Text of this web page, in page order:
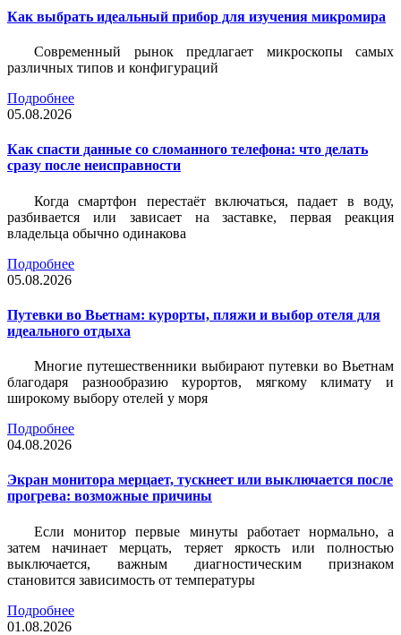
Как выбрать идеальный прибор для изучения микромира
Современный рынок предлагает микроскопы самых
различных типов и конфигураций
Подробнее
05.08.2026
Как спасти данные со сломанного телефона: что делать
сразу после неисправности
Когда смартфон перестаёт включаться, падает в воду,
разбивается или зависает на заставке, первая реакция
владельца обычно одинакова
Подробнее
05.08.2026
Путевки во Вьетнам: курорты, пляжи и выбор отеля для
идеального отдыха
Многие путешественники выбирают путевки во Вьетнам
благодаря разнообразию курортов, мягкому климату и
широкому выбору отелей у моря
Подробнее
04.08.2026
Экран монитора мерцает, тускнеет или выключается после
прогрева: возможные причины
Если монитор первые минуты работает нормально, а
затем начинает мерцать, теряет яркость или полностью
выключается, важным диагностическим признаком
становится зависимость от температуры
Подробнее
01.08.2026